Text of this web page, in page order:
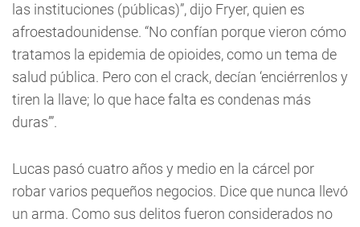
las instituciones (públicas)”, dijo Fryer, quien es
afroestadounidense. “No confían porque vieron cómo
tratamos la epidemia de opioides, como un tema de
salud pública. Pero con el crack, decían ‘enciérrenlos y
tiren la llave; lo que hace falta es condenas más
duras’”.
Lucas pasó cuatro años y medio en la cárcel por
robar varios pequeños negocios. Dice que nunca llevó
un arma. Como sus delitos fueron considerados no